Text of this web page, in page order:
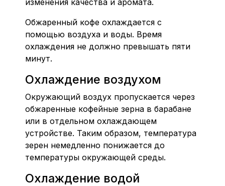
изменения качества и аромата.
Обжаренный кофе охлаждается с
помощью воздуха и воды. Время
охлаждения не должно превышать пяти
минут.
Охлаждение воздухом
Окружающий воздух пропускается через
обжаренные кофейные зерна в барабане
или в отдельном охлаждающем
устройстве. Таким образом, температура
зерен немедленно понижается до
температуры окружающей среды.
Охлаждение водой